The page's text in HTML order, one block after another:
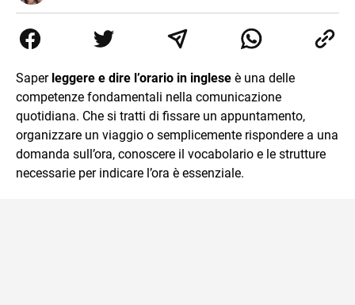
secondaria di secondo grado. Mi occupo inoltre di
traduzioni, SEO Onsite e contenuti per il web. Amo i saggi
della sintesi.
Saper leggere e dire l’orario in inglese è una delle
competenze fondamentali nella comunicazione
quotidiana. Che si tratti di fissare un appuntamento,
organizzare un viaggio o semplicemente rispondere a una
domanda sull’ora, conoscere il vocabolario e le strutture
necessarie per indicare l’ora è essenziale.